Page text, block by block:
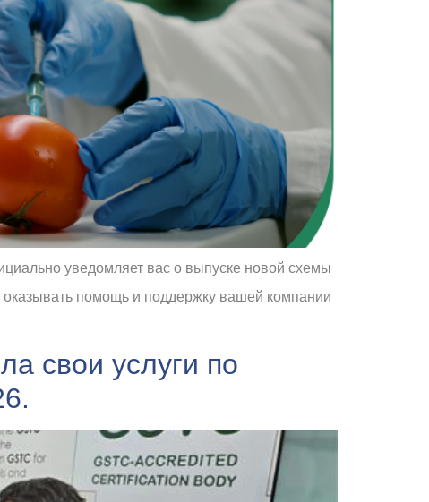
уведомляет вас о выпуске новой схемы
помощь и поддержку вашей компании
свои услуги по